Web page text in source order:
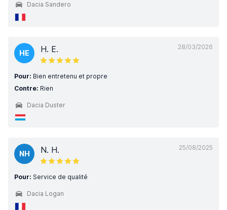
Dacia Sandero
28/03/2026
HE H. E.
Pour: Bien entretenu et propre
Contre: Rien
Dacia Duster
25/08/2025
NH N. H.
Pour: Service de qualité
Dacia Logan